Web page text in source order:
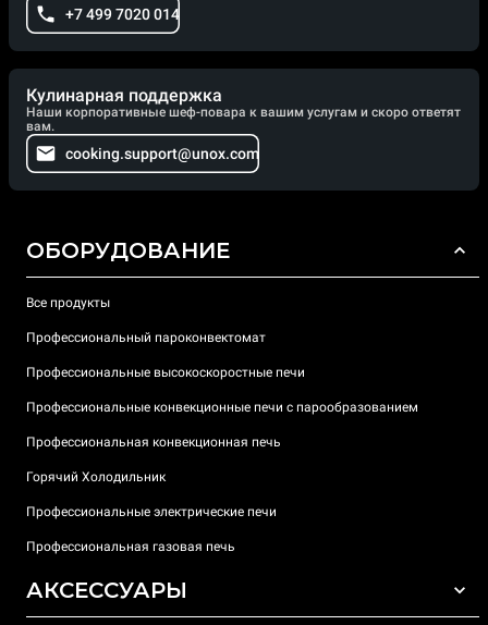
+7 499 7020 014
Кулинарная поддержка
Наши корпоративные шеф-повара к вашим услугам и скоро ответят
вам.
cooking.support@unox.com
ОБОРУДОВАНИЕ
Все продукты
Профессиональный пароконвектомат
Профессиональные высокоскоростные печи
Профессиональные конвекционные печи с парообразованием
Профессиональная конвекционная печь
Горячий Холодильник
Профессиональные электрические печи
Профессиональная газовая печь
АКСЕССУАРЫ